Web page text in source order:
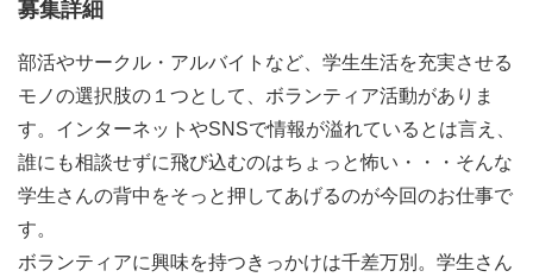
募集詳細
部活やサークル・アルバイトなど、学生生活を充実させる
モノの選択肢の１つとして、ボランティア活動がありま
す。インターネットやSNSで情報が溢れているとは言え、
誰にも相談せずに飛び込むのはちょっと怖い・・・そんな
学生さんの背中をそっと押してあげるのが今回のお仕事で
す。
ボランティアに興味を持つきっかけは千差万別。学生さん